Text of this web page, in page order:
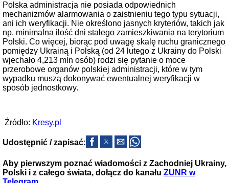
Polska administracja nie posiada odpowiednich
mechanizmów alarmowania o zaistnieniu tego typu sytuacji,
ani ich weryfikacji. Nie określono jasnych kryteriów, takich jak
np. minimalna ilość dni stałego zamieszkiwania na terytorium
Polski. Co więcej, biorąc pod uwagę skalę ruchu granicznego
pomiędzy Ukrainą i Polską (od 24 lutego z Ukrainy do Polski
wjechało 4,213 mln osób) rodzi się pytanie o moce
przerobowe organów polskiej administracji, które w tym
wypadku muszą dokonywać ewentualnej weryfikacji w
sposób jednostkowy.
Źródło: Kresy.pl
Udostępnić / zapisać:
Aby pierwszym poznać wiadomości z Zachodniej Ukrainy,
Polski i z całego świata, dołącz do kanału ZUNR w